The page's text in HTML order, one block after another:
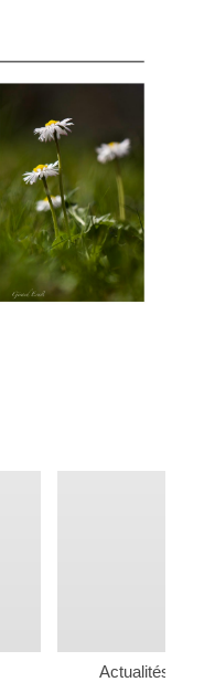
Actualités